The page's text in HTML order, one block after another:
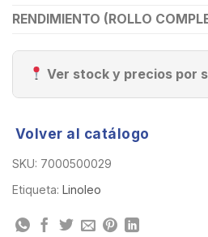
RENDIMIENTO (ROLLO
Ver stock y precios por
Volver al catálogo
SKU: 7000500029
Etiqueta: Linoleo